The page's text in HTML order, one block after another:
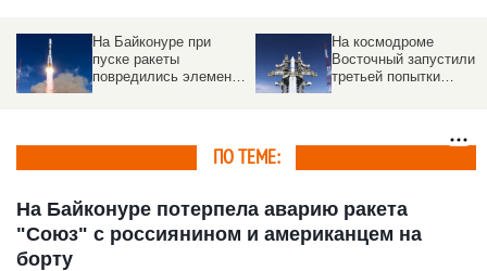
На Байконуре при
пуске ракеты
повредились элементы
На космодроме
Восточный запустили с
третьей попытки
ПО ТЕМЕ:
На Байконуре потерпела аварию ракета
"Союз" с россиянином и американцем на
борту